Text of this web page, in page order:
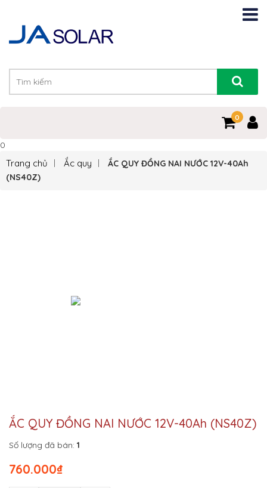
0
0
Trang chủ Ắc quy
ẮC QUY ĐỒNG NAI NƯỚC 12V-40Ah
(NS40Z)
ẮC QUY ĐỒNG NAI NƯỚC 12V-40Ah (NS40Z)
Số lượng đã bán: 1
₫
760.000